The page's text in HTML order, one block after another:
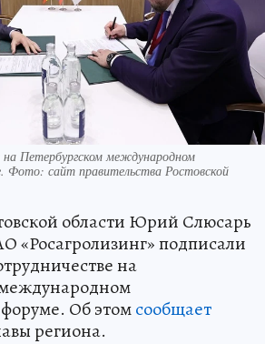
на Петербургском международном
Фото: сайт правительства Ростовской
области Юрий Слюсарь
«Росагролизинг» подписали
на
Об этомсообщает
региона.